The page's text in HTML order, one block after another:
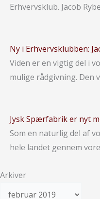
Erhvervsklub. Jacob
Ny i Erhvervsklubben:
Viden er en vigtig del i
mulige rådgivning. Den
Jysk Spærfabrik er nyt
Som en naturlig del af
hele landet gennem
Arkiver